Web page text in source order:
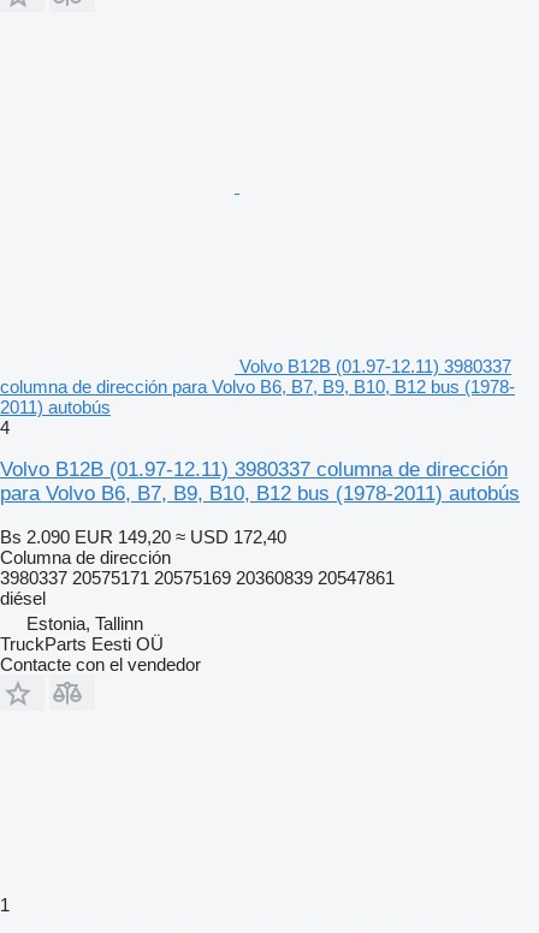
Volvo B12B (01.97-12.11) 3980337
columna de dirección para Volvo B6, B7, B9, B10, B12 bus (1978-
2011) autobús
4
Volvo B12B (01.97-12.11) 3980337 columna de dirección
para Volvo B6, B7, B9, B10, B12 bus (1978-2011) autobús
Bs 2.090 EUR 149,20 ≈ USD 172,40
Columna de dirección
3980337 20575171 20575169 20360839 20547861
diésel
Estonia, Tallinn
TruckParts Eesti OÜ
Contacte con el vendedor
1